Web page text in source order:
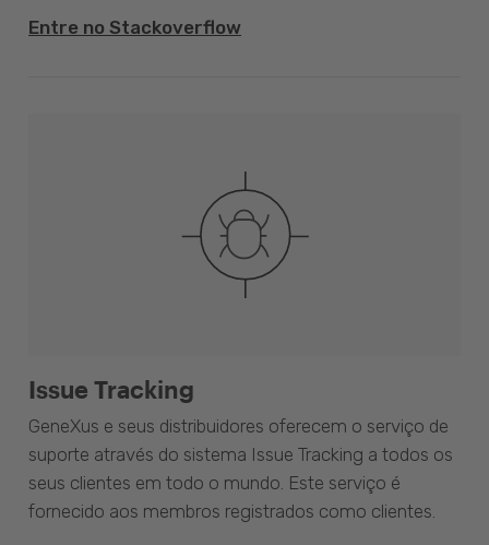
Entre no Stackoverflow
Issue Tracking
GeneXus e seus distribuidores oferecem o serviço de
suporte através do sistema Issue Tracking a todos os
seus clientes em todo o mundo. Este serviço é
fornecido aos membros registrados como clientes.